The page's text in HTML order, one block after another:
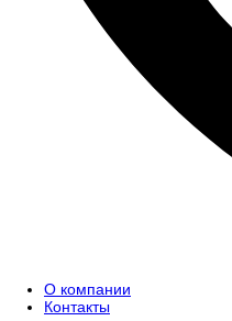
О компании
Контакты